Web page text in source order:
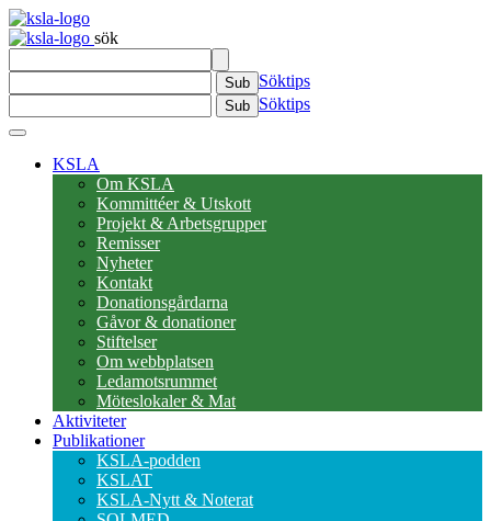
sök
Sub Söktips
Sub Söktips
KSLA
Om KSLA
Kommittéer & Utskott
Projekt & Arbetsgrupper
Remisser
Nyheter
Kontakt
Donationsgårdarna
Gåvor & donationer
Stiftelser
Om webbplatsen
Ledamotsrummet
Möteslokaler & Mat
Aktiviteter
Publikationer
KSLA-podden
KSLAT
KSLA-Nytt & Noterat